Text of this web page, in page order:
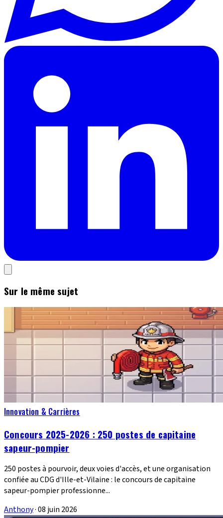
Sur le même sujet
Innovation & Carrières
Concours 2025-2026 : 250 postes de capitaine
sapeur-pompier
250 postes à pourvoir, deux voies d'accès, et une organisation
confiée au CDG d'Ille-et-Vilaine : le concours de capitaine
sapeur-pompier professionne...
Anthony·08 juin 2026